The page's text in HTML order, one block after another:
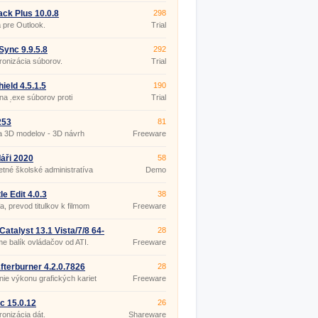
Plus 10.0.8
pre Outlook.
298
Trial
9.9.5.8
súborov.
292
Trial
4.5.1.5
.exe súborov proti
190
Trial
3D modelov - 3D návrh
81
Freeware
2020
školské administratíva
58
Demo
Edit 4.0.3
prevod titulkov k filmom
38
Freeware
13.1 Vista/7/8 64-
balík ovládačov od ATI.
28
Freeware
4.2.0.7826
výkonu grafických kariet
28
Freeware
15.0.12
dát.
26
Shareware